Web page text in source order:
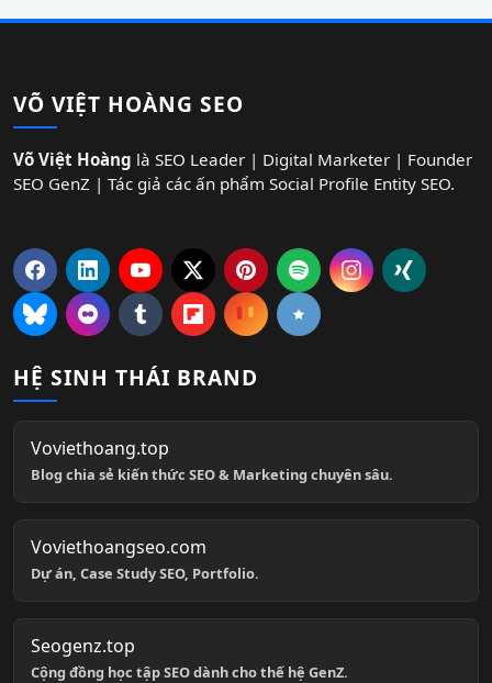
VÕ VIỆT HOÀNG SEO
Võ Việt Hoàng là SEO Leader | Digital Marketer | Founder
SEO GenZ | Tác giả các ấn phẩm Social Profile Entity SEO.
HỆ SINH THÁI BRAND
Voviethoang.top
Blog chia sẻ kiến thức SEO & Marketing chuyên sâu.
Voviethoangseo.com
Dự án, Case Study SEO, Portfolio.
Seogenz.top
Cộng đồng học tập SEO dành cho thế hệ GenZ.